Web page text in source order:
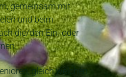
gemeinsam mit
und beim
die/den Ein- oder
gleich welchen